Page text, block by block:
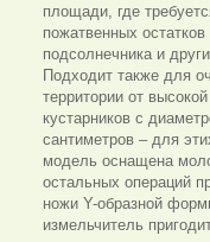
площади, где
пожатвенных остатков
подсолнечника и
Подходит также для
территории от
кустарников с
сантиметров – для
модель оснащена
остальных операций
ножи Y-образной
измельчитель